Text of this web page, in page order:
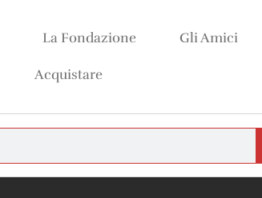
La Fondazione Gli Amici
Acquistare